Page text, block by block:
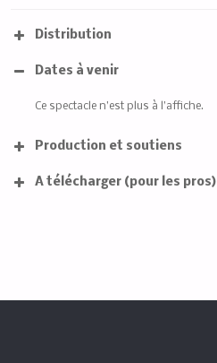
Distribution
Dates à venir
Ce spectacle n’est plus à l’affiche.
Production et soutiens
A télécharger (pour les pros)